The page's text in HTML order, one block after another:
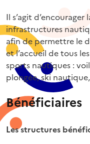
Il s’agit
infrastructures
afin de permettre le
et l’accueil de tous
sports nautiques :
plongée, ski
Bénéficiaires
Les structures